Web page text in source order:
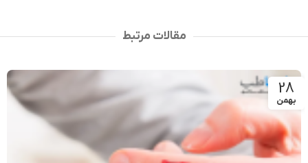
مقالات مرتبط
28
بهمن